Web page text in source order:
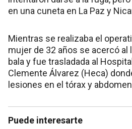
en una cuneta en La Paz y
Mientras se realizaba el
mujer de 32 años se acercó al
bala y fue trasladada al
Clemente Álvarez (Heca)
lesiones en el tórax y
Puede interesarte